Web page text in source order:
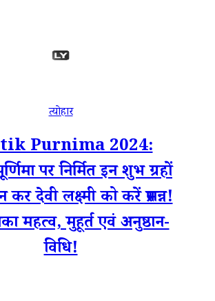
त्योहार
Purnima 2024:
पर निर्मित इन शुभ ग्रहों
कर देवी लक्ष्मी को करें प्रसन्न!
महत्व, मुहूर्त एवं अनुष्ठान-
विधि!